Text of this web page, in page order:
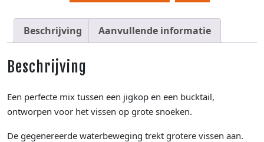
Beschrijving Aanvullende informatie
Beschrijving
Een perfecte mix tussen een jigkop en een bucktail,
ontworpen voor het vissen op grote snoeken.
De gegenereerde waterbeweging trekt grotere vissen aan.